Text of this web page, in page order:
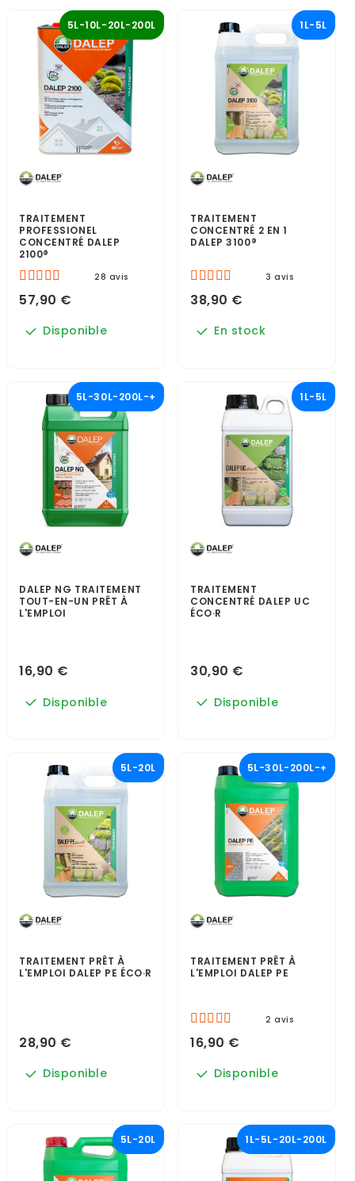
TRAITEMENT
PROFESSIONEL
CONCENTRÉ DALEP
2100®
28 avis
57,90 €
Disponible
5L-10L-20L-200L
TRAITEMENT
CONCENTRÉ 2 EN 1
DALEP 3100®
3 avis
38,90 €
En stock
1L-5L
DALEP NG TRAITEMENT
TOUT-EN-UN PRÊT À
L'EMPLOI
16,90 €
Disponible
5L-30L-200L-+
TRAITEMENT
CONCENTRÉ DALEP UC
ÉCO·R
30,90 €
Disponible
1L-5L
TRAITEMENT PRÊT À
L'EMPLOI DALEP PE ÉCO·R
28,90 €
Disponible
5L-20L
TRAITEMENT PRÊT À
L'EMPLOI DALEP PE
2 avis
16,90 €
Disponible
5L-30L-200L-+
5L-20L 1L-5L-20L-200L